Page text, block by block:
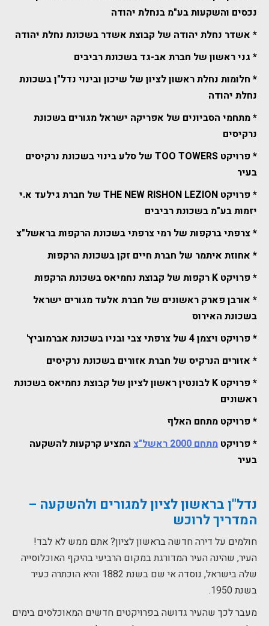
נכסים והשקעות בע"מ בנחלת יהודה
* אשדר נחלת יהודה של קבוצת אשדר בשכונת נחלת יהודה
* גני ראשון של חברת אב-גד בשכונת רביבים
* חלומות נחלת ראשון לציון של שיכון ובינוי נדל"ן בשכונת
נחלת יהודה
* מתחמי הסביונים של אפריקה ישראל מגורים בשכונת
נרקיסים
* פרויקט TOO TOWERS של סלע בינוי בשכונת נרקיסים
בעיר
* פרויקט THE NEW RISHON LEZION של חברת גילעד א.י
יזמות בע"מ בשכונת רביבים
* צרפתי ברקפות של רמי צרפתי בשכונת הרקפות בראשל"צ
* אחוזת איתמר של חברת חיים זקן בשכונת הרקפות
* פרויקט K רקפות של קבוצת נחמיאס בשכונת הרקפות
* אורבן פארק ראשונים של חברת אלעד מגורים ישראל
בשכונת האירוס
* פרויקט ויצמן 4 של צרפתי צבי ובניו בשכונת אברמוביץ'
* אזורים הנרקיס של חברת אזורים בשכונת נרקיסים
* פרויקט K לבונטין ראשון לציון של קבוצת נחמיאס בשכונת
ראשונים
* פרויקט מתחם האלף
* פרויקט מתחם 2000 ראשל"צ
המציע קרקעות להשקעה
בעיר
נדל"ן בראשון לציון למגורים ולהשקעה –
המדריך לרוכש
חולמים על דירה חדשה בראשון לציון? אתם ממש לא לבד!
העיר, שהינה העיר המדורגת במקום הרביעי בהיקף האוכלוסייה
שלה בישראל, נוסדה אי שם בשנת 1882 והיא הוכתרה כעיר
בשנת 1950.
מעבר לכך שהעיר גדושה בפרויקטים חדשים המאוכלסים בימים